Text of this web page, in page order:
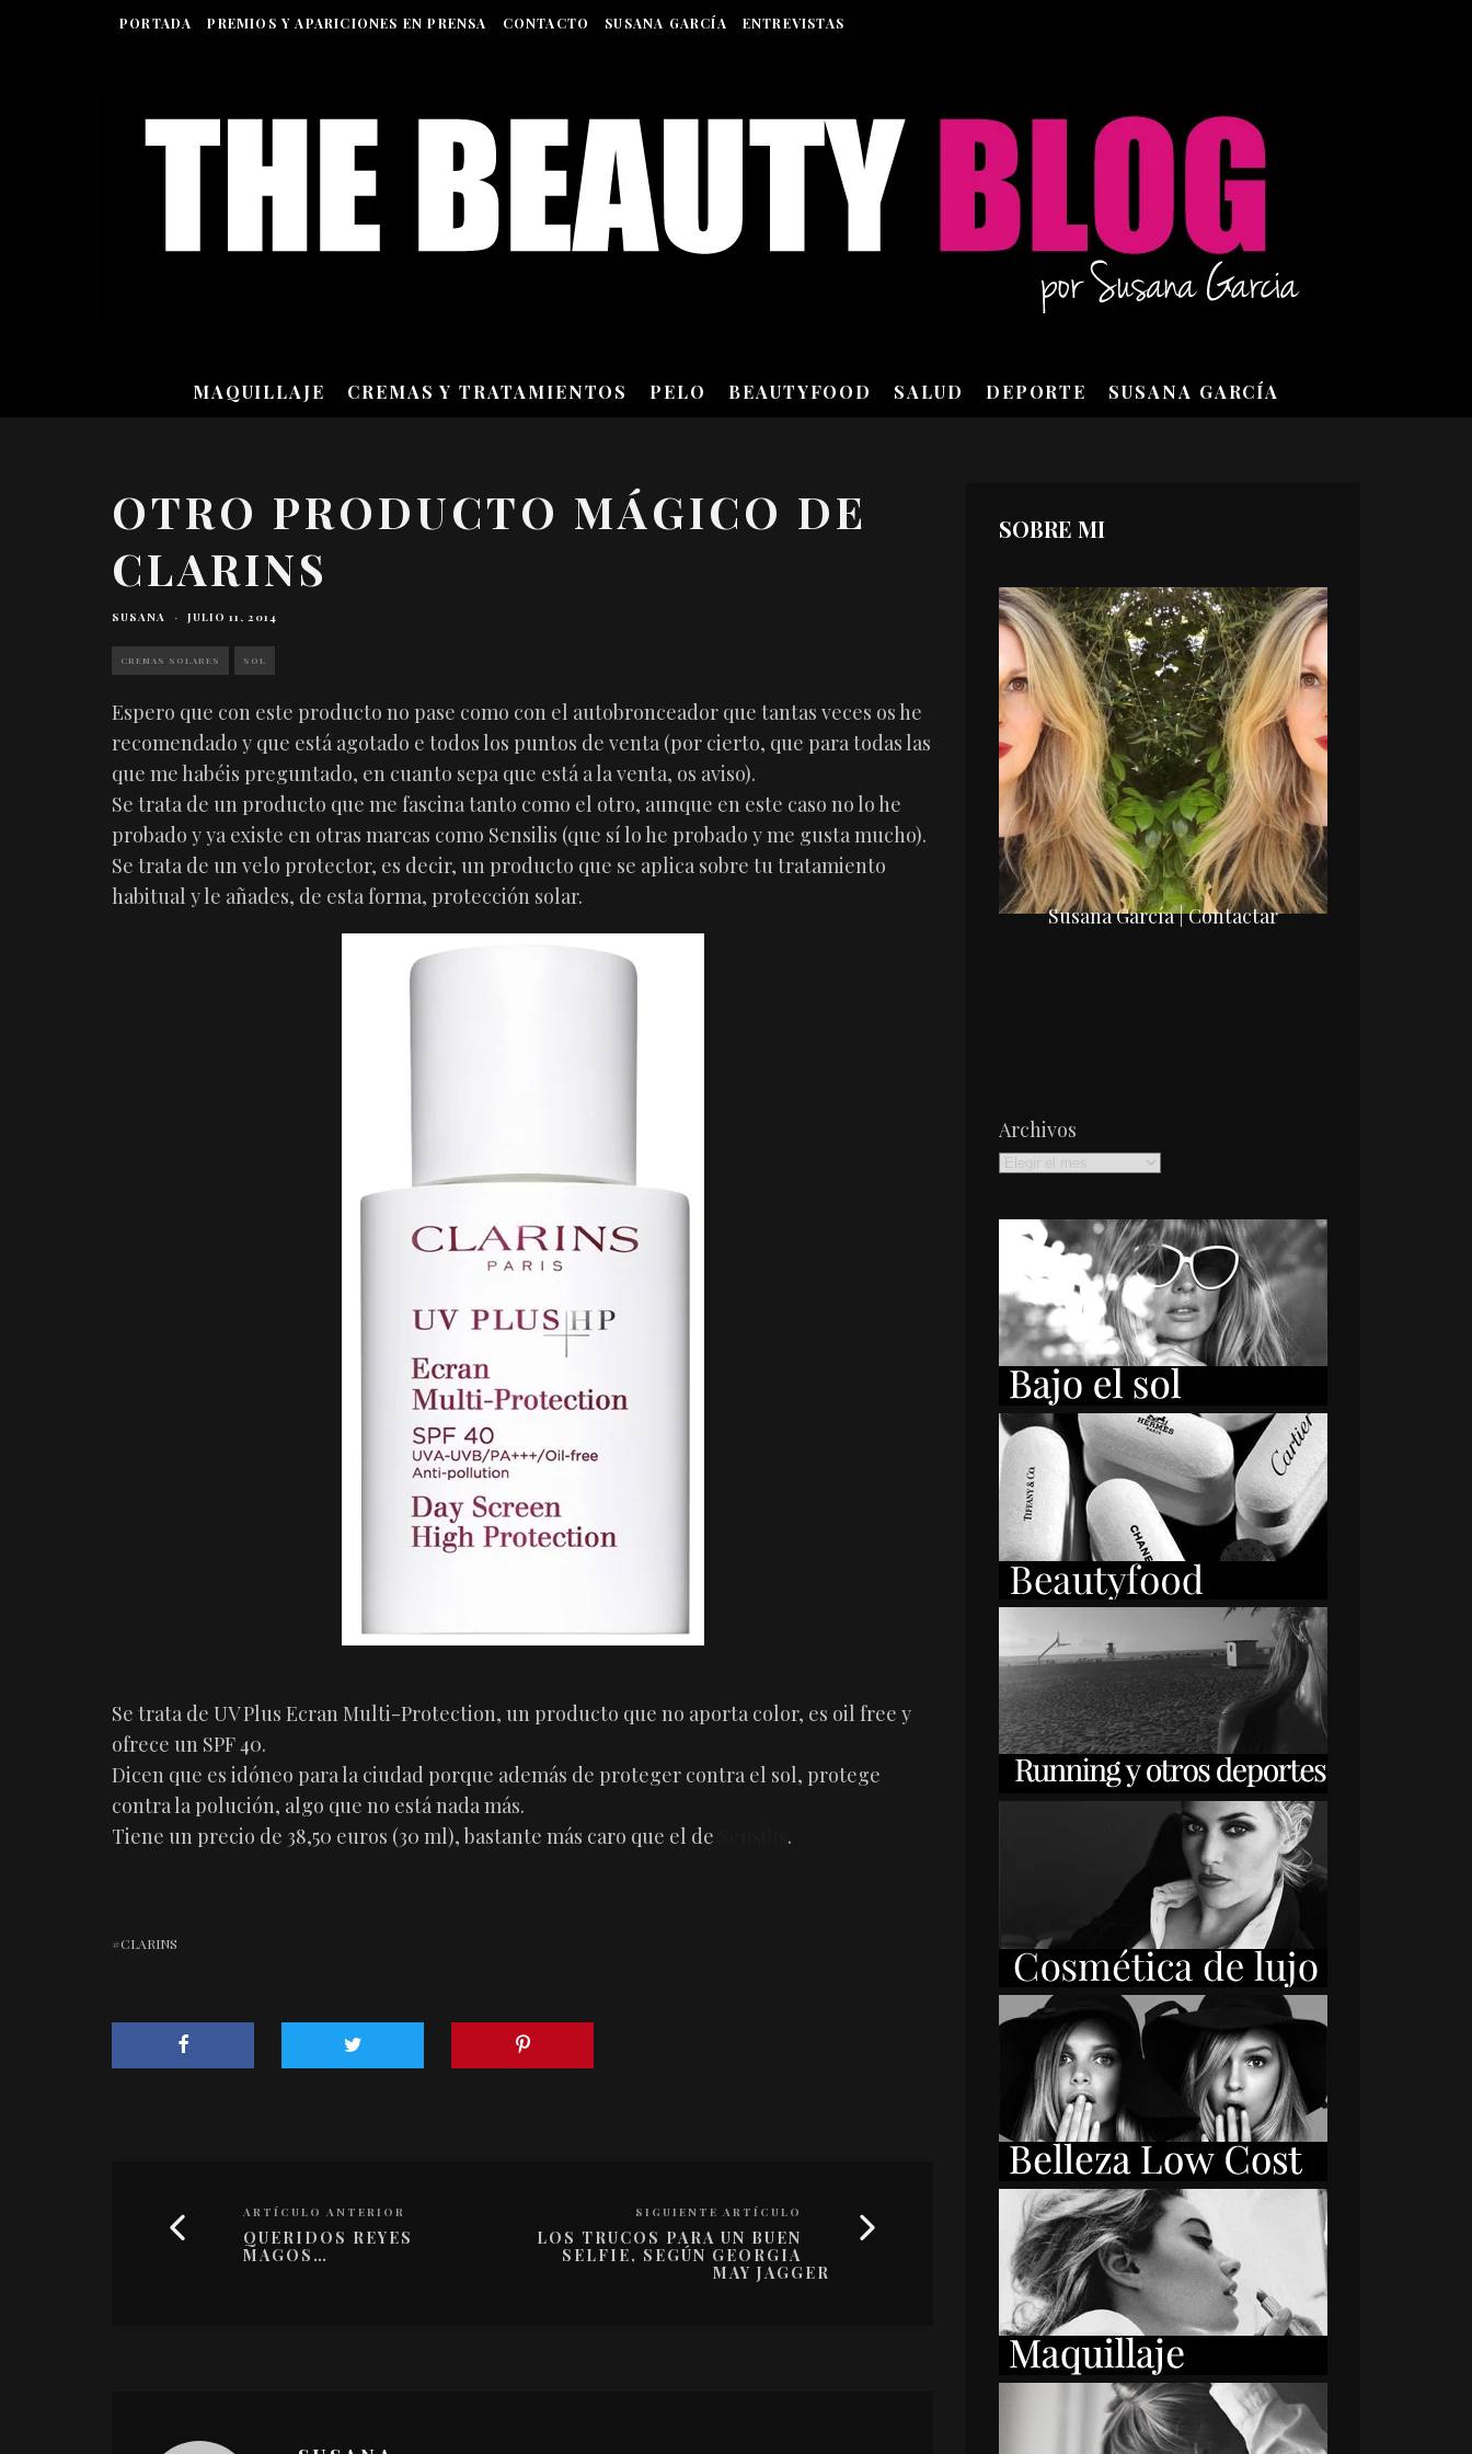
PORTADA PREMIOS Y APARICIONES EN PRENSA CONTACTO SUSANA GARCÍA ENTREVISTAS
MAQUILLAJE CREMAS Y TRATAMIENTOS PELO BEAUTYFOOD SALUD DEPORTE SUSANA GARCÍA
OTRO PRODUCTO MÁGICO DE
CLARINS
SUSANA · JULIO 11, 2014
CREMAS SOLARES SOL
Espero que con este producto no pase como con el autobronceador que tantas veces os he
recomendado y que está agotado e todos los puntos de venta (por cierto, que para todas las
que me habéis preguntado, en cuanto sepa que está a la venta, os aviso).
Se trata de un producto que me fascina tanto como el otro, aunque en este caso no lo he
probado y ya existe en otras marcas como Sensilis (que sí lo he probado y me gusta mucho).
Se trata de un velo protector, es decir, un producto que se aplica sobre tu tratamiento
habitual y le añades, de esta forma, protección solar.
Se trata de UV Plus Ecran Multi-Protection, un producto que no aporta color, es oil free y
ofrece un SPF 40.
Dicen que es idóneo para la ciudad porque además de proteger contra el sol, protege
contra la polución, algo que no está nada más.
Tiene un precio de 38,50 euros (30 ml), bastante más caro que el de
.
CLARINS
ARTÍCULO ANTERIOR
QUERIDOS REYES
MAGOS…
SIGUIENTE ARTÍCULO
LOS TRUCOS PARA UN BUEN
SELFIE, SEGÚN GEORGIA
MAY JAGGER
SOBRE MI
Susana García | Contactar
Archivos